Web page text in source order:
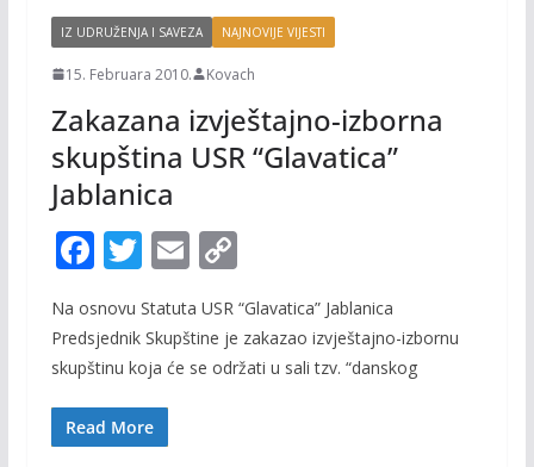
IZ UDRUŽENJA I SAVEZA NAJNOVIJE VIJESTI
15. Februara 2010. Kovach
Zakazana izvještajno-izborna
skupština USR “Glavatica”
Jablanica
F
e
b
o
o
T
itt
er
E
ai
l
C
o
p
y
Na osnovu Statuta USR “Glavatica” Jablanica
Predsjednik Skupštine je zakazao izvještajno-izbornu
skupštinu koja će se održati u sali tzv. “danskog
Read More